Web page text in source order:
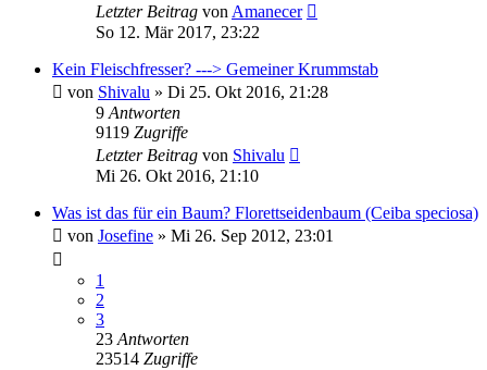
Letzter Beitrag von Amanecer
So 12. Mär 2017, 23:22
Kein Fleischfresser? ---> Gemeiner Krummstab
von Shivalu » Di 25. Okt 2016, 21:28
9 Antworten
9119 Zugriffe
Letzter Beitrag von Shivalu
Mi 26. Okt 2016, 21:10
Was ist das für ein Baum? Florettseidenbaum (Ceiba speciosa)
von Josefine » Mi 26. Sep 2012, 23:01
1
2
3
23 Antworten
23514 Zugriffe